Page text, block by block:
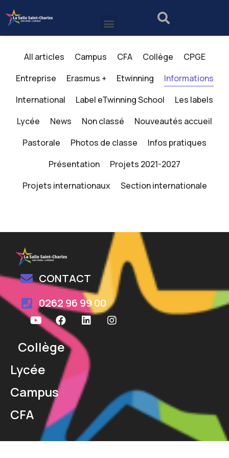
All articles Campus CFA Collège
CPGE
Entreprise
Erasmus + Etwinning
Informations
International
Label eTwinning School
Les labels
Lycée
News Non classé
Nouveautés accueil
Pastorale
Photos de classe
Infos pratiques
Présentation
Projets 2021-2027
Projets internationaux
Section internationale
CONTACT
0262 96 99 00
Collège
Lycée
Campus
CFA